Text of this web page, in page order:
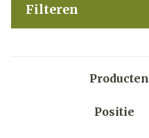
Filteren
Producten
Sorteer op: